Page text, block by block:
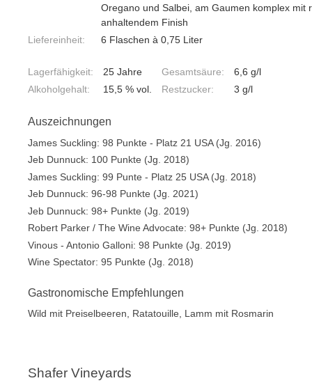
Oregano und Salbei, am Gaumen komplex mit
anhaltendem Finish
Liefereinheit:
6 Flaschen à 0,75 Liter
Lagerfähigkeit: 25 Jahre Gesamtsäure:
6,6 g/l
Alkoholgehalt:
15,5 % vol. Restzucker: 3 g/l
Auszeichnungen
James Suckling: 98 Punkte - Platz 21 USA (Jg. 2016)
Jeb Dunnuck: 100 Punkte (Jg. 2018)
James Suckling: 99 Punte - Platz 25 USA (Jg. 2018)
Jeb Dunnuck: 96-98 Punkte (Jg. 2021)
Jeb Dunnuck: 98+ Punkte (Jg. 2019)
Robert Parker / The Wine Advocate: 98+ Punkte (Jg. 2018)
Vinous - Antonio Galloni: 98 Punkte (Jg. 2019)
Wine Spectator: 95 Punkte (Jg. 2018)
Gastronomische Empfehlungen
Wild mit Preiselbeeren, Ratatouille, Lamm mit Rosmarin
Shafer Vineyards